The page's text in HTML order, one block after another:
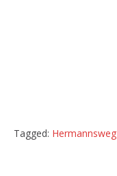
Tagged: Hermannsweg